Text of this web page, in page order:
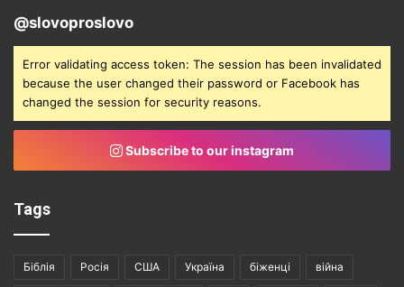
@slovoproslovo
Error validating access token: The session has been invalidated
because the user changed their password or Facebook has
changed the session for security reasons.
Subscribe to our instagram
Tags
Біблія Росія США Україна біженці війна